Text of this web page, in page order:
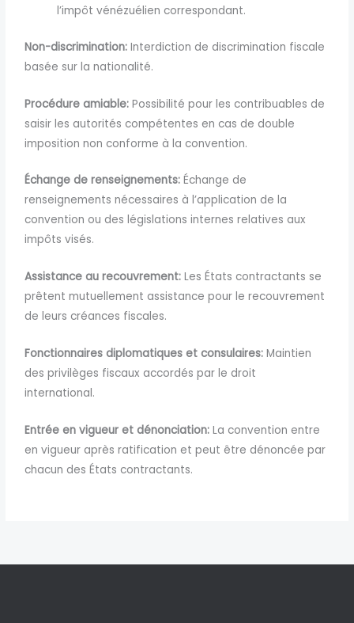
l’impôt vénézuélien correspondant.
Non-discrimination: Interdiction de discrimination fiscale
basée sur la nationalité.
Procédure amiable: Possibilité pour les contribuables de
saisir les autorités compétentes en cas de double
imposition non conforme à la convention.
Échange de renseignements: Échange de
renseignements nécessaires à l’application de la
convention ou des législations internes relatives aux
impôts visés.
Assistance au recouvrement: Les États contractants se
prêtent mutuellement assistance pour le recouvrement
de leurs créances fiscales.
Fonctionnaires diplomatiques et consulaires: Maintien
des privilèges fiscaux accordés par le droit
international.
Entrée en vigueur et dénonciation: La convention entre
en vigueur après ratification et peut être dénoncée par
chacun des États contractants.